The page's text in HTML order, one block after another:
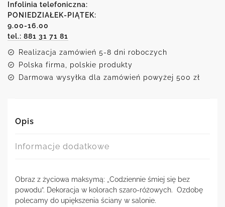
się
bez
powodu
Infolinia telefoniczna:
PONIEDZIAŁEK-PIĄTEK:
9.00-16.00
tel.: 881 31 71 81
Realizacja zamówień 5-8 dni roboczych
Polska firma, polskie produkty
Darmowa wysyłka dla zamówień powyżej 500 zł
Opis
Informacje dodatkowe
Obraz z życiowa maksymą: „Codziennie śmiej się bez
powodu”. Dekoracja w kolorach szaro-różowych. Ozdobę
polecamy do upiększenia ściany w salonie.